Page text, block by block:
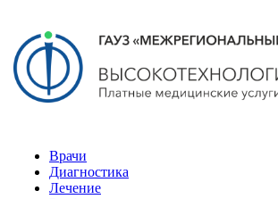
Врачи
Диагностика
Лечение